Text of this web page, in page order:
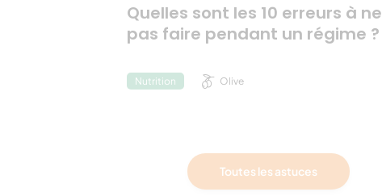
Quelles sont les 10 erreurs à ne
pas faire pendant un régime ?
Nutrition Olive
Toutes les astuces